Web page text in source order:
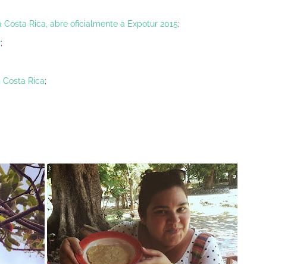
Costa Rica, abre oficialmente a Expotur 2015;
;
Rica;